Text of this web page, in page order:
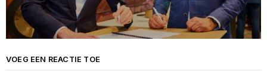
VOEG EEN REACTIE TOE